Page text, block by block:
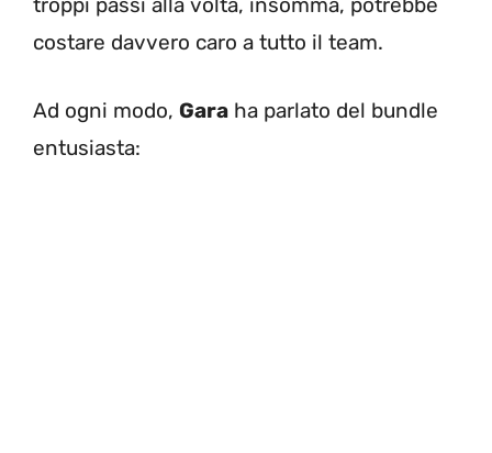
costare davvero caro a tutto il team.
Ad ogni modo, Gara ha parlato del bundle
entusiasta: